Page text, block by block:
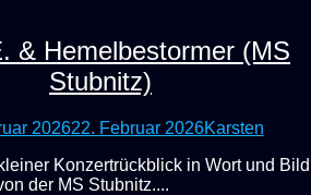
& Hemelbestormer (MS
Stubnitz)
202622. Februar 2026Karsten
Konzertrückblick in Wort und
der MS Stubnitz....